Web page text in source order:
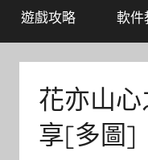
遊戲攻略 軟件
花亦山
享[多圖]